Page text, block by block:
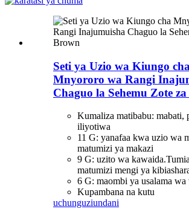
Seti ya Uzio wa Kiungo cha
Mnyororo wa Rangi
Chaguo la Sehemu Zote
Kumaliza matibabu: mabati,
iliyotiwa
11 G: yanafaa kwa uzio wa
matumizi ya makazi
9 G: uzito wa
matumizi mengi ya
6 G: maombi ya usalama
Kupambana na kutu
uchunguziundani